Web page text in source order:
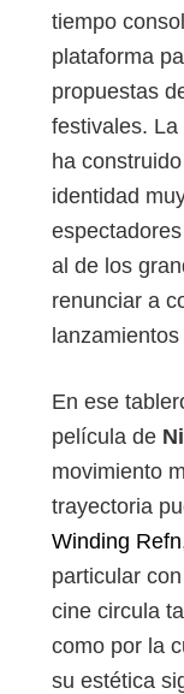
tiempo
plataforma
propuestas
festivales.
ha
identidad
al de los
renunciar a
En ese
película de
movimiento
trayectoria
Winding Refn
particular
cine circula
como por la
su estética